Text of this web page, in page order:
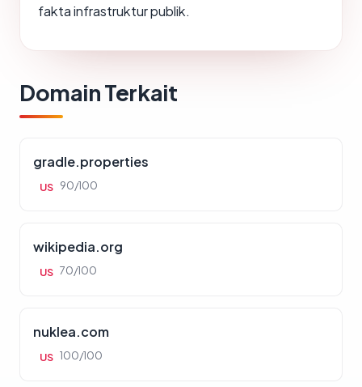
fakta infrastruktur publik.
Domain Terkait
gradle.properties
US 90/100
wikipedia.org
US 70/100
nuklea.com
US 100/100